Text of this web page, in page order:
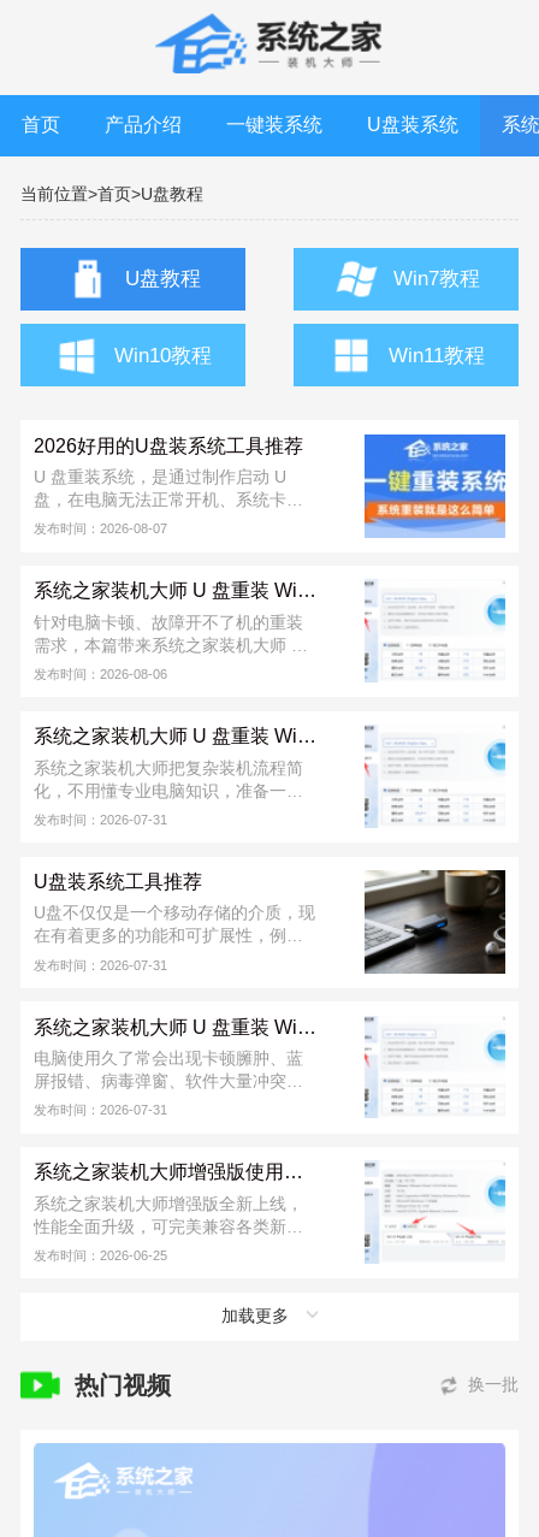
首页 产品介绍 一键装系统 U盘装系统 系
当前位置>首页>U盘教程
U盘教程 Win7教程
Win10教程 Win11教程
2026好用的U盘装系统工具推荐
U 盘重装系统，是通过制作启动 U
盘，在电脑无法正常开机、系统卡
顿、中毒或需要全新安装时，快速重
盘启动，即可进入安装界面，按提示
一步步完成系统重装。整个过程稳定
可靠，不易受网络影响，支持格式化
顿、开机失败等问题，适合电脑维
发布时间：2026-08-07
系统之家装机大师 U 盘重装 Win10 系统教程
针对电脑卡顿、故障开不了机的重装
需求，本篇带来系统之家装机大师 U
盘重装 Win10 完整教程。该工具能一
程，操作门槛低，新手可跟着步骤完
成重装。软件从下载到安装完成，不
收取任何费用！若安装出现问题，可
822317920，寻求技术支持。
发布时间：2026-08-06
系统之家装机大师 U 盘重装 Win7 系统教程
系统之家装机大师把复杂装机流程简
化，不用懂专业电脑知识，准备一个
8G 以上 U 盘就能搞定。不管是电脑正
安装完成，不收取任何费用！若安装
出现问题，可联系系统之家装机大师
官方 QQ 群：822317920，寻求技术
发布时间：2026-07-31
U盘装系统工具推荐
U盘不仅仅是一个移动存储的介质，现
在有着更多的功能和可扩展性，例如
使用U盘做引导，给计算机安装操作系
发布时间：2026-07-31
系统之家装机大师 U 盘重装 Win11 系统教程
电脑使用久了常会出现卡顿臃肿、蓝
屏报错、病毒弹窗、软件大量冲突等
各类故障情况，这个时候用户们可以
从下载到安装完成，不收取任何费
用！若安装出现问题，可联系系统之
家装机大师官方 QQ 群：
发布时间：2026-07-31
系统之家装机大师增强版使用教程
系统之家装机大师增强版全新上线，
性能全面升级，可完美兼容各类新旧
硬件，同时支持 UEFI、Legacy 双引
稳定，日常装系统省心又便捷。下面
发布时间：2026-06-25
加载更多
热门视频 换一批